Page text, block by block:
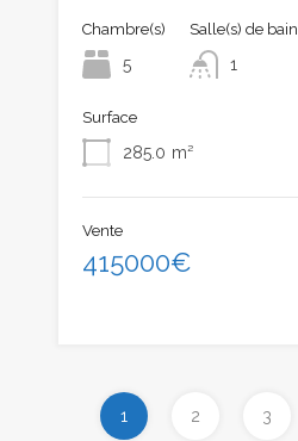
Chambre(s)
5
Salle(s) de bain
1
Surface
285.0 m²
Vente
415000€
1 2 3